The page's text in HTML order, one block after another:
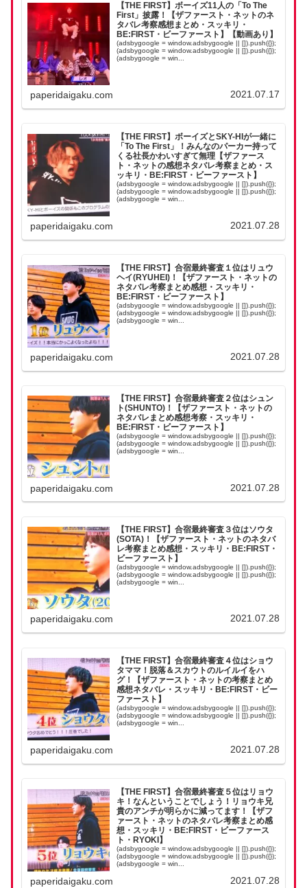
【THE FIRST】ボーイズ11人の「To The
First」披露！【ザファースト・ネットのネ
タバレ考察感想まとめ・スッキリ・
BE:FIRST・ビーファースト】【動画あり】
(adsbygoogle = window.adsbygoogle || []).push({});
(adsbygoogle = window.adsbygoogle || []).push({});
(adsbygoogle = win...
paperidaigaku.com 2021.07.17
【THE FIRST】ボーイズとSKY-HIが一緒に
「To The First」！みんなのパーカー持って
くる社長かわいすぎて無理【ザファース
ト・ネットの感想ネタバレ考察まとめ・ス
ッキリ・BE:FIRST・ビーファースト】
(adsbygoogle = window.adsbygoogle || []).push({});
(adsbygoogle = window.adsbygoogle || []).push({});
(adsbygoogle = win...
paperidaigaku.com 2021.07.28
【THE FIRST】合宿最終審査１位はリュウ
ヘイ(RYUHEI)！【ザファースト・ネットの
ネタバレ考察まとめ感想・スッキリ・
BE:FIRST・ビーファースト】
(adsbygoogle = window.adsbygoogle || []).push({});
(adsbygoogle = window.adsbygoogle || []).push({});
(adsbygoogle = win...
paperidaigaku.com 2021.07.28
【THE FIRST】合宿最終審査２位はシュン
ト(SHUNTO)！【ザファースト・ネットの
ネタバレまとめ感想考察・スッキリ・
BE:FIRST・ビーファースト】
(adsbygoogle = window.adsbygoogle || []).push({});
(adsbygoogle = window.adsbygoogle || []).push({});
(adsbygoogle = win...
paperidaigaku.com 2021.07.28
【THE FIRST】合宿最終審査３位はソウタ
(SOTA)！【ザファースト・ネットのネタバ
レ考察まとめ感想・スッキリ・BE:FIRST・
ビーファースト】
(adsbygoogle = window.adsbygoogle || []).push({});
(adsbygoogle = window.adsbygoogle || []).push({});
(adsbygoogle = win...
paperidaigaku.com 2021.07.28
【THE FIRST】合宿最終審査４位はショウ
タママ！脱落＆スカウトのルイルイをハ
グ！【ザファースト・ネットの考察まとめ
感想ネタバレ・スッキリ・BE:FIRST・ビー
ファースト】
(adsbygoogle = window.adsbygoogle || []).push({});
(adsbygoogle = window.adsbygoogle || []).push({});
(adsbygoogle = win...
paperidaigaku.com 2021.07.28
【THE FIRST】合宿最終審査５位はリョウ
キ！なんということでしょう！リョウキ兄
貴のアンチが明らかに減ってます！【ザフ
ァースト・ネットのネタバレ考察まとめ感
想・スッキリ・BE:FIRST・ビーファース
ト・RYOKI】
(adsbygoogle = window.adsbygoogle || []).push({});
(adsbygoogle = window.adsbygoogle || []).push({});
(adsbygoogle = win...
paperidaigaku.com 2021.07.28